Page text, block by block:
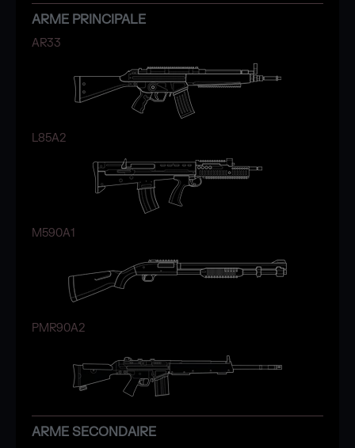
ARME PRINCIPALE
AR33
L85A2
M590A1
PMR90A2
ARME SECONDAIRE